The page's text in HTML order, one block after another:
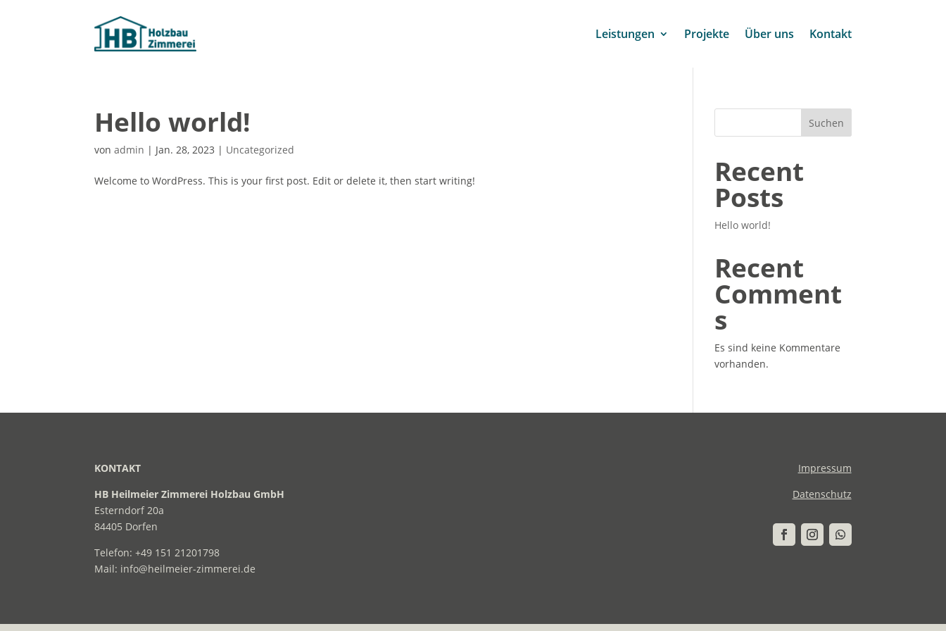
Leistungen Projekte Über uns Kontakt
Hello world!
vonadmin | Jan. 28, 2023 | Uncategorized
Welcome to WordPress. This is your first post. Edit or delete it, then start writing!
Suchen
Recent
Posts
Hello world!
Recent
Comment
s
Es sind keine Kommentare
vorhanden.
KONTAKT
HB Heilmeier Zimmerei Holzbau GmbH
Esterndorf 20a
84405 Dorfen
Telefon:+49 151 21201798
Mail: info@heilmeier-zimmerei.de
Impressum
Datenschutz